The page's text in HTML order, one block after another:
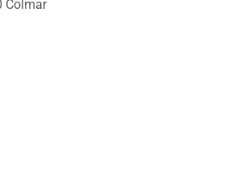
Colmar